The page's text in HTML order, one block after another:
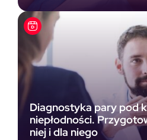
Diagnostyka pary pod
niepłodności.
niej i dla niego